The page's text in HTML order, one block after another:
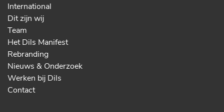
International
Dit zijn wij
Team
Het Dils Manifest
Rebranding
Nieuws & Onderzoek
Werken bij Dils
Contact